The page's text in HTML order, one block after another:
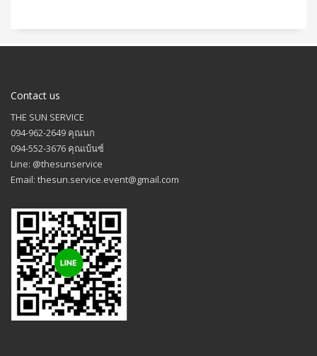
Contact us
THE SUN SERVICE
094-962-2649 คุณนก
094-552-3676 คุณเบ้นซ์
Line: @thesunservice
Email: thesun.service.event@gmail.com